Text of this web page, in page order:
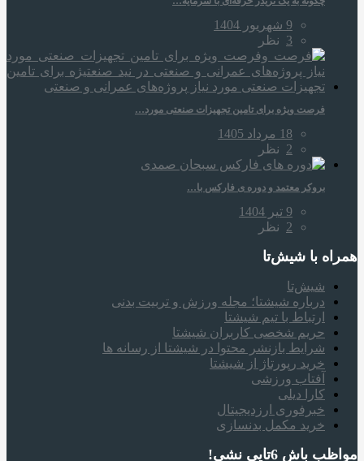
9 شهریور 1404
3 نظر
فرصت ویژه برای تامین تجهیزات صنعتی مورد…
18 مرداد 1405
2 نظر
بروکر معتمد و دوره‌ ی فارکس با…
9 تیر 1404
2 نظر
همراه‌ با شیش‌تا
شیش‌تا
درباره شیشتا؛ مجله ورزش و تربیت بدنی
ارتباط با تیم شیشتا
حریم شخصی کاربران شیشتا
شرایط بازنشر محتوا در شیشتا از رسانه ها
خرید رپورتاژ از شیشتا
آفتاب ورزشی
کارا دیلی
خبرفوری ارزدیجیتال
خرید مکمل بدنسازی
مواظب باش 6تایی نشی!